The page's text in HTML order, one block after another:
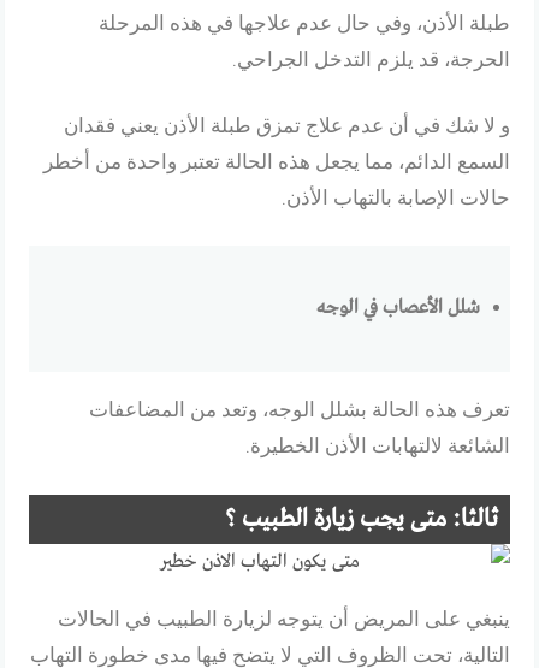
طبلة الأذن، وفي حال عدم علاجها في هذه المرحلة
الحرجة، قد يلزم التدخل الجراحي.
و لا شك في أن عدم علاج تمزق طبلة الأذن يعني فقدان
السمع الدائم، مما يجعل هذه الحالة تعتبر واحدة من أخطر
حالات الإصابة بالتهاب الأذن.
شلل الأعصاب في الوجه
تعرف هذه الحالة بشلل الوجه، وتعد من المضاعفات
الشائعة لالتهابات الأذن الخطيرة.
ثالثا: متى يجب زيارة الطبيب ؟
ينبغي على المريض أن يتوجه لزيارة الطبيب في الحالات
التالية، تحت الظروف التي لا يتضح فيها مدى خطورة التهاب